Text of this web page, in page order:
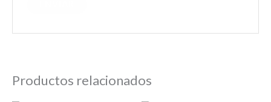
Productos relacionados